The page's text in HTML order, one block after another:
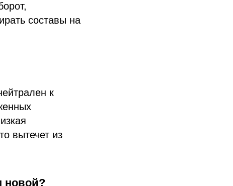
составы на
к
вытечет из
новой?